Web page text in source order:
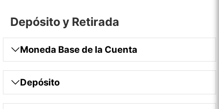
Depósito y Retirada
Moneda Base de la Cuenta
Depósito